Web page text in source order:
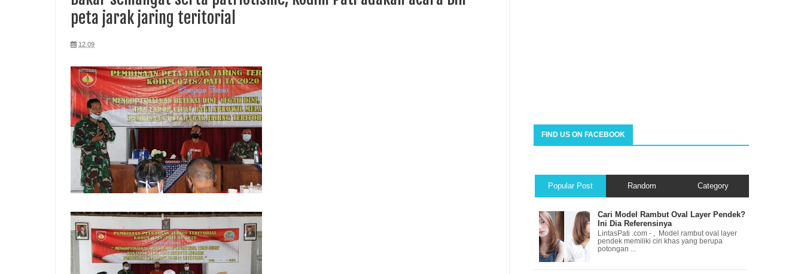
peta jarak jaring teritorial
12.09
FIND US ON FACEBOOK
Popular Post Random Category
Cari Model Rambut Oval Layer Pendek?
Ini Dia Referensinya
LintasPati .com - , Model rambut oval layer
pendek memiliki ciri khas yang berupa
potongan ...